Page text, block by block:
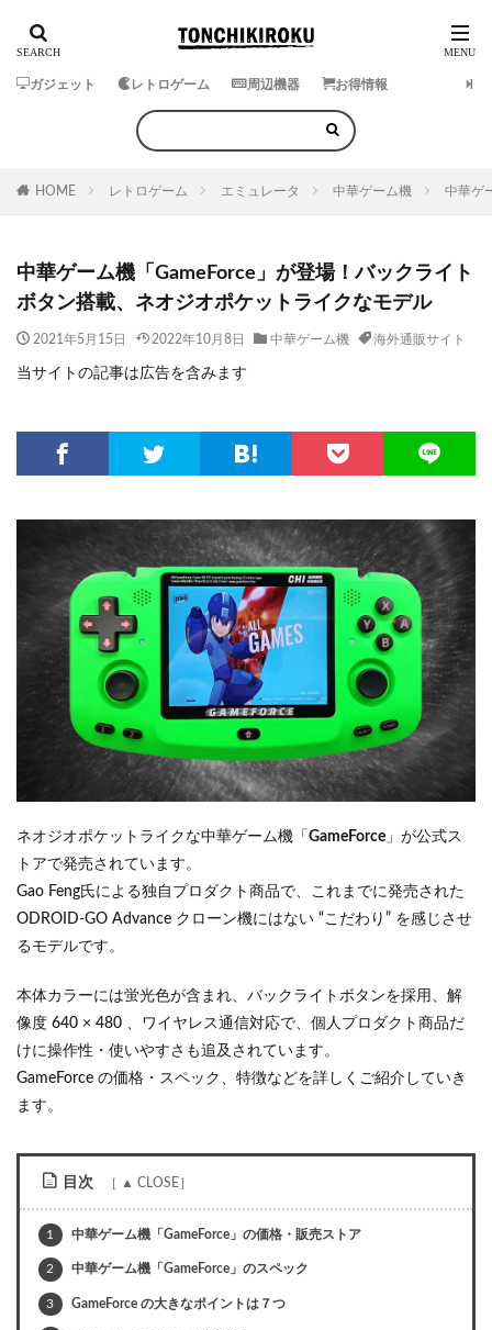
ガジェット レトロゲーム 周辺機器 お得情報
HOME レトロゲーム エミュレータ 中華ゲーム機 中華ゲ
中華ゲーム機「GameForce」が登場！バックライト
ボタン搭載、ネオジオポケットライクなモデル
2021年5月15日 2022年10月8日 中華ゲーム機 海外通販サイト
当サイトの記事は広告を含みます
ネオジオポケットライクな中華ゲーム機「 GameForce 」が公式ス
トアで発売されています。
Gao Feng氏による独自プロダクト商品で、これまでに発売された
ODROID-GO Advance クローン機にはない “こだわり” を感じさせ
るモデルです。
本体カラーには蛍光色が含まれ、バックライトボタンを採用、解
像度 640 × 480 、ワイヤレス通信対応で、個人プロダクト商品だ
けに操作性・使いやすさも追及されています。
GameForce の価格・スペック、特徴などを詳しくご紹介していき
ます。
目次
1 中華ゲーム機「GameForce」の価格・販売ストア
2 中華ゲーム機「GameForce」のスペック
3 GameForce の大きなポイントは７つ